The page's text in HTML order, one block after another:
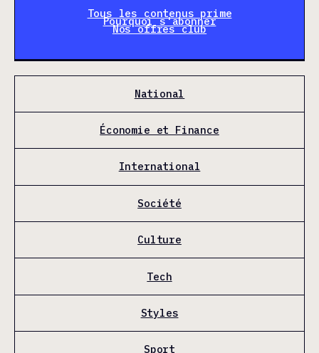
Tous les contenus prime
Pourquoi s'abonner
Nos offres club
National
Économie et Finance
International
Société
Culture
Tech
Styles
Sport